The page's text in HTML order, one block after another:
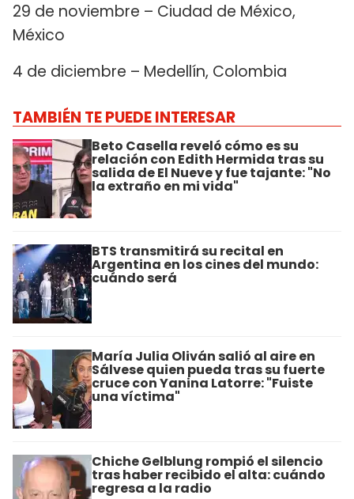
29 de noviembre – Ciudad de México,
México
4 de diciembre – Medellín, Colombia
TAMBIÉN TE PUEDE INTERESAR
Beto Casella reveló cómo es su
relación con Edith Hermida tras su
salida de El Nueve y fue tajante: "No
la extraño en mi vida"
BTS transmitirá su recital en
Argentina en los cines del mundo:
cuándo será
María Julia Oliván salió al aire en
Sálvese quien pueda tras su fuerte
cruce con Yanina Latorre: "Fuiste
una víctima"
Chiche Gelblung rompió el silencio
tras haber recibido el alta: cuándo
regresa a la radio